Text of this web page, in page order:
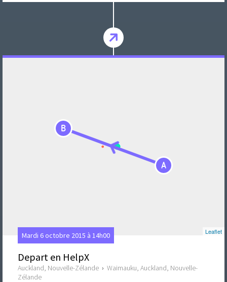
A
B
Leaflet
Mardi 6 octobre 2015 à 14h00
Depart en HelpX
Auckland, Nouvelle-Zélande › Waimauku, Auckland, Nouvelle-
Zélande